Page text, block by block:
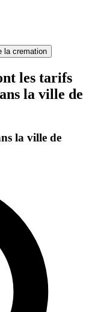
la cremation
les tarifs
la ville de
la ville de